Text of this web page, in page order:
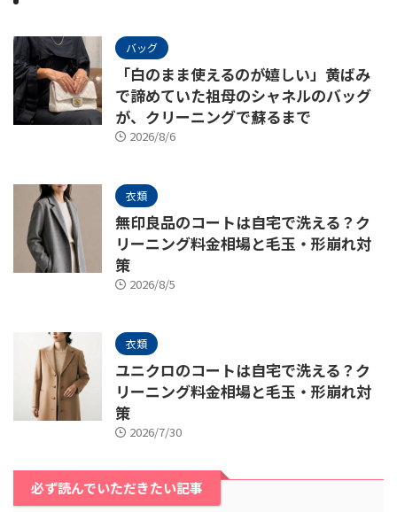
バッグ
「白のまま使えるのが嬉しい」黄ばみ
で諦めていた祖母のシャネルのバッグ
が、クリーニングで蘇るまで
2026/8/6
衣類
無印良品のコートは自宅で洗える？ク
リーニング料金相場と毛玉・形崩れ対
策
2026/8/5
衣類
ユニクロのコートは自宅で洗える？ク
リーニング料金相場と毛玉・形崩れ対
策
2026/7/30
必ず読んでいただきたい記事